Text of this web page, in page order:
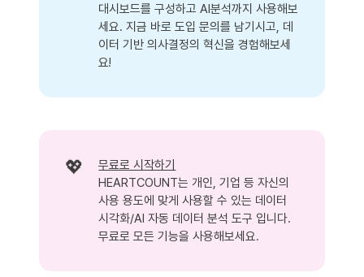
대시보드를 구성하고 AI분석까지 사용해보
세요. 지금 바로 도입 문의를 남기시고, 데
이터 기반 의사결정의 혁신을 경험해보세
요!
💖
무료로 시작하기
HEARTCOUNT는 개인, 기업 등 자신의
사용 용도에 맞게 사용할 수 있는 데이터
시각화/AI 자동 데이터 분석 도구 입니다.
무료로 모든 기능을 사용해보세요.